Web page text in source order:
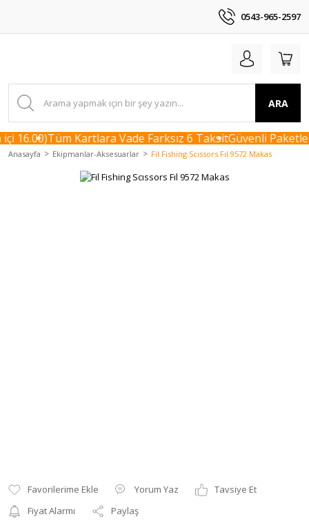
0543-965-2597
ARA
16.00)Tüm Kartlara Vade Farksız 6 TaksitGüvenli
Anasayfa Ekipmanlar-Aksesuarlar Fil Fishing Scıssors Fıl 9572 Makas
Yorum Yaz
Tavsiye Et
Fiyat Alarmı
Paylaş